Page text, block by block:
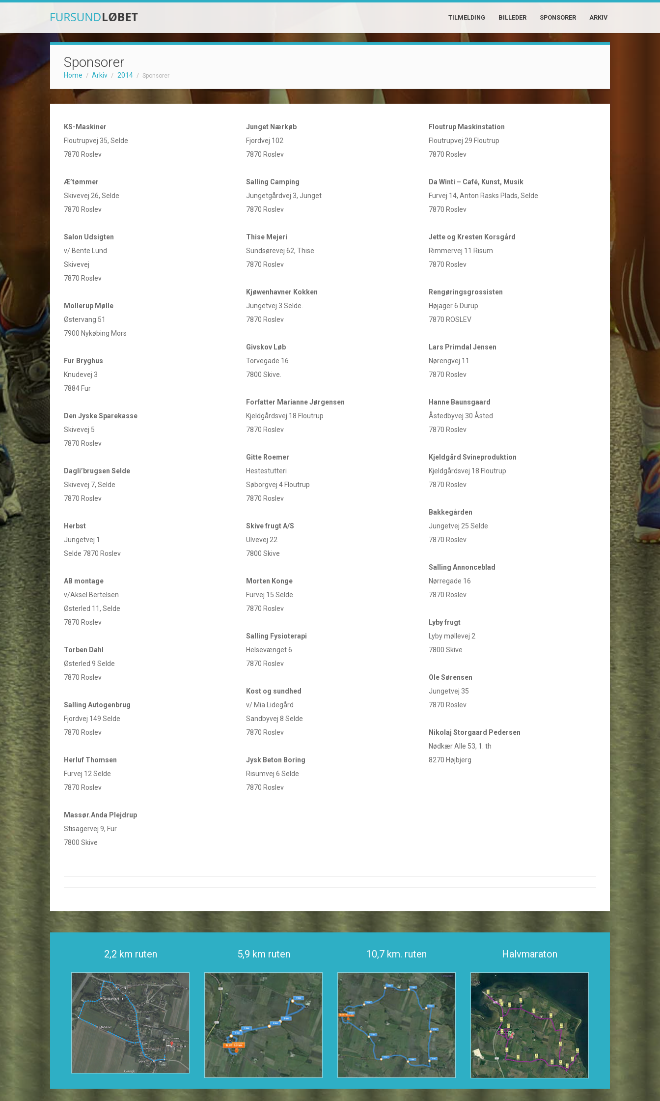
TILMELDING BILLEDER SPONSORER ARKIV
Sponsorer
Home / Arkiv / 2014 / Sponsorer
KS-Maskiner
Floutrupvej 35, Selde
7870 Roslev
Æ’tømmer
Skivevej 26, Selde
7870 Roslev
Salon Udsigten
v/ Bente Lund
Skivevej
7870 Roslev
Mollerup Mølle
Østervang 51
7900 Nykøbing Mors
Fur Bryghus
Knudevej 3
7884 Fur
Den Jyske Sparekasse
Skivevej 5
7870 Roslev
Dagli’brugsen Selde
Skivevej 7, Selde
7870 Roslev
Herbst
Jungetvej 1
Selde 7870 Roslev
AB montage
v/Aksel Bertelsen
Østerled 11, Selde
7870 Roslev
Torben Dahl
Østerled 9 Selde
7870 Roslev
Salling Autogenbrug
Fjordvej 149 Selde
7870 Roslev
Herluf Thomsen
Furvej 12 Selde
7870 Roslev
Massør.Anda Plejdrup
Stisagervej 9, Fur
7800 Skive
Junget Nærkøb
Fjordvej 102
7870 Roslev
Salling Camping
Jungetgårdvej 3, Junget
7870 Roslev
Thise Mejeri
Sundsørevej 62, Thise
7870 Roslev
Kjøwenhavner Kokken
Jungetvej 3 Selde.
7870 Roslev
Givskov Løb
Torvegade 16
7800 Skive.
Forfatter Marianne Jørgensen
Kjeldgårdsvej 18 Floutrup
7870 Roslev
Gitte Roemer
Hestestutteri
Søborgvej 4 Floutrup
7870 Roslev
Skive frugt A/S
Ulvevej 22
7800 Skive
Morten Konge
Furvej 15 Selde
7870 Roslev
Salling Fysioterapi
Helsevænget 6
7870 Roslev
Kost og sundhed
v/ Mia Lidegård
Sandbyvej 8 Selde
7870 Roslev
Jysk Beton Boring
Risumvej 6 Selde
7870 Roslev
Floutrup Maskinstation
Floutrupvej 29 Floutrup
7870 Roslev
Da Winti – Café, Kunst, Musik
Furvej 14, Anton Rasks Plads, Selde
7870 Roslev
Jette og Kresten Korsgård
Rimmervej 11 Risum
7870 Roslev
Rengøringsgrossisten
Højager 6 Durup
7870 ROSLEV
Lars Primdal Jensen
Nørengvej 11
7870 Roslev
Hanne Baunsgaard
Åstedbyvej 30 Åsted
7870 Roslev
Kjeldgård Svineproduktion
Kjeldgårdsvej 18 Floutrup
7870 Roslev
Bakkegården
Jungetvej 25 Selde
7870 Roslev
Salling Annonceblad
Nørregade 16
7870 Roslev
Lyby frugt
Lyby møllevej 2
7800 Skive
Ole Sørensen
Jungetvej 35
7870 Roslev
Nikolaj Storgaard Pedersen
Nødkær Alle 53, 1. th
8270 Højbjerg
2,2 km ruten 5,9 km ruten 10,7 km. ruten Halvmaraton